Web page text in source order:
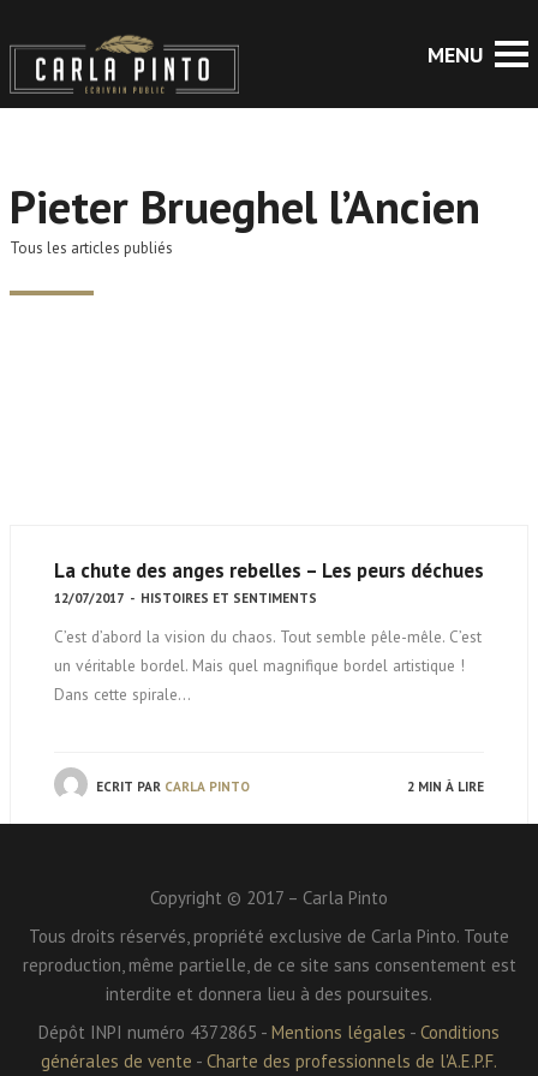
Pieter Brueghel l’Ancien
Tous les articles publiés
La chute des anges rebelles – Les peurs déchues
12/07/2017 - HISTOIRES ET SENTIMENTS
C’est d’abord la vision du chaos. Tout semble pêle-mêle. C’est
un véritable bordel. Mais quel magnifique bordel artistique !
Dans cette spirale…
ECRIT PAR CARLA PINTO 2 MIN À LIRE
Copyright © 2017 – Carla Pinto
Tous droits réservés, propriété exclusive de Carla Pinto. Toute
reproduction, même partielle, de ce site sans consentement est
interdite et donnera lieu à des poursuites.
Dépôt INPI numéro 4372865 - Mentions légales - Conditions
générales de vente - Charte des professionnels de l'A.E.P.F.